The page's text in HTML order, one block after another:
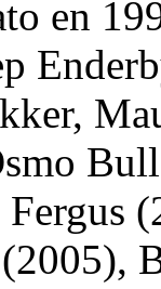
en